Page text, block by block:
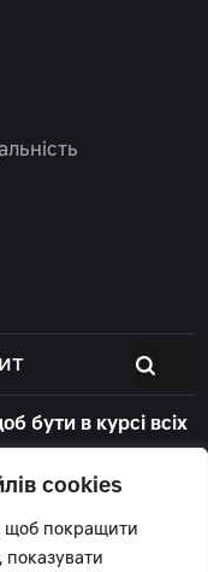
cookies
щоб покращити
показувати
бути в курсі всіх